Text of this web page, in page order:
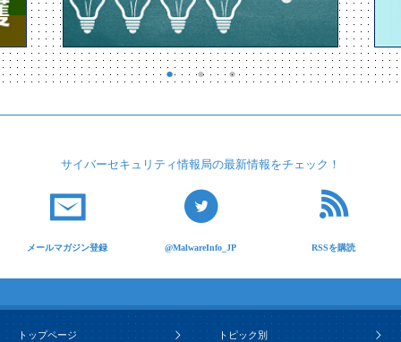
サイバーセキュリティ情報局の最新情報をチェック！
メールマガジン登録 @MalwareInfo_JP RSSを購読
トップページ トピック別